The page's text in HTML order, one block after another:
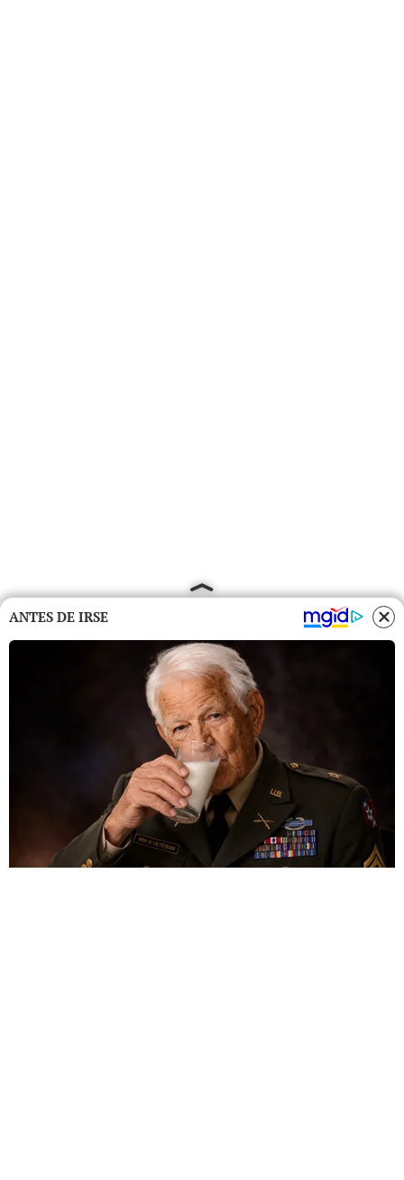
ANTES DE IRSE